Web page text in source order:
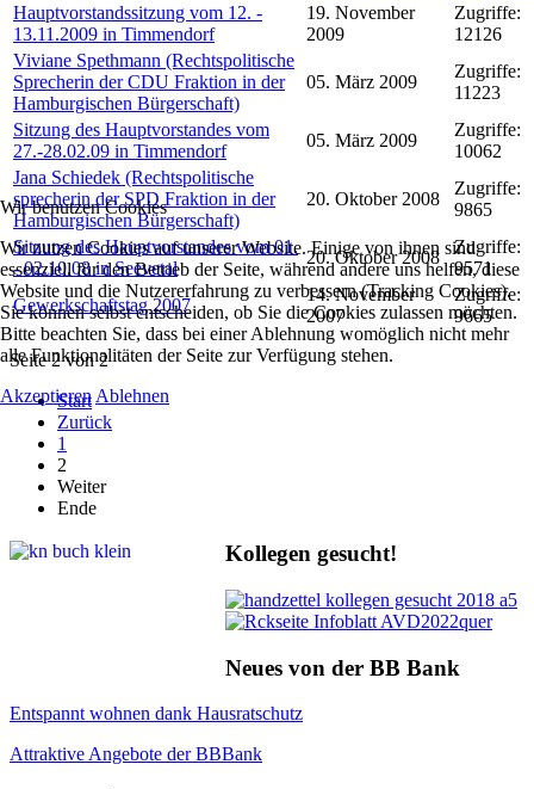
Hauptvorstandssitzung vom 12. -
13.11.2009 in Timmendorf
19. November
2009
Zugriffe:
12126
Viviane Spethmann (Rechtspolitische
Sprecherin der CDU Fraktion in der
Hamburgischen Bürgerschaft)
05. März 2009
Zugriffe:
11223
Sitzung des Hauptvorstandes vom
27.-28.02.09 in Timmendorf
05. März 2009
Zugriffe:
10062
Jana Schiedek (Rechtspolitische
sprecherin der SPD Fraktion in der
Hamburgischen Bürgerschaft)
20. Oktober 2008
Zugriffe:
9865
Sitzung des Hauptvorstandes vom 01.
- 02.10.08 in Seevetal
20. Oktober 2008
Zugriffe:
9571
Gewerkschaftstag 2007
14. November
2007
Zugriffe:
9665
Seite 2 von 2
Start
Zurück
1
2
Weiter
Ende
Kollegen gesucht!
Neues von der BB Bank
Entspannt wohnen dank Hausratschutz
Attraktive Angebote der BBBank
Wir benutzen Cookies
Wir nutzen Cookies auf unserer Website. Einige von ihnen sind
essenziell für den Betrieb der Seite, während andere uns helfen, diese
Website und die Nutzererfahrung zu verbessern (Tracking Cookies).
Sie können selbst entscheiden, ob Sie die Cookies zulassen möchten.
Bitte beachten Sie, dass bei einer Ablehnung womöglich nicht mehr
alle Funktionalitäten der Seite zur Verfügung stehen.
Akzeptieren Ablehnen